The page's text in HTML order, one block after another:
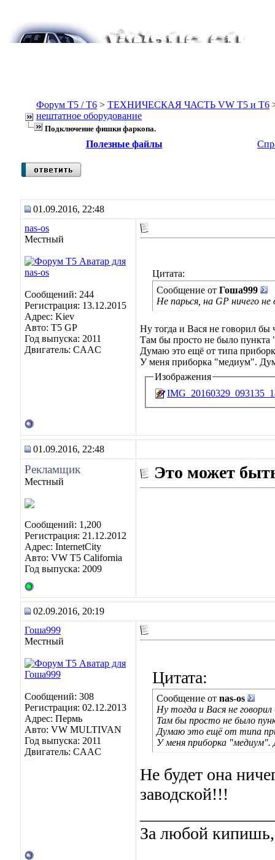
Форум Т5 / T6 > ТЕХНИЧЕСКАЯ ЧАСТЬ VW T5 и T6
нештатное оборудование
Подключение фишки фаркопа.
Полезные файлы
01.09.2016, 22:48
nas-os
Местный
Сообщений: 244
Регистрация: 13.12.2015
Адрес: Kiev
Авто: Т5 GP
Год выпуска: 2011
Двигатель: CAAC
Цитата:
Сообщение от Гоша999
Не парься, на GP ничего не
Ну тогда и Вася не говорил
Там бы просто не было пункта
Думаю это ещё от типа
У меня приборка "медиум".
Изображения
01.09.2016, 22:48
Рекламщик
Местный
Сообщений: 1,200
Регистрация: 21.12.2012
Адрес: InternetCity
Авто: VW T5 California
Год выпуска: 2009
Это может
02.09.2016, 20:19
Гоша999
Местный
Сообщений: 308
Регистрация: 02.12.2013
Адрес: Пермь
Авто: VW MULTIVAN
Год выпуска: 2011
Двигатель: CAAC
Цитата:
Сообщение от nas-os
Ну тогда и Вася не
Там бы просто не было
Думаю это ещё от типа
У меня приборка
Не будет она
заводской!!!
За любой